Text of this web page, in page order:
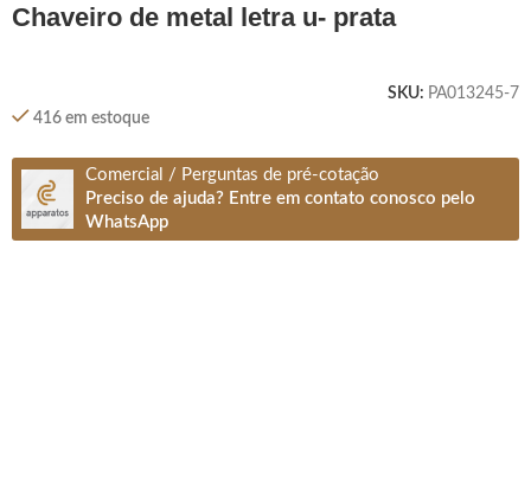
chaveiro de metal letra u- prata
SKU: PA013245-7
416 em estoque
Comercial / Perguntas de pré-cotação
Preciso de ajuda? Entre em contato conosco pelo
WhatsApp